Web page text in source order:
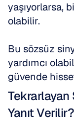
yaşıyorlarsa,
olabilir.
Bu sözsüz
yardımcı
güvende
Tekrarlayan
Yanıt Verilir?